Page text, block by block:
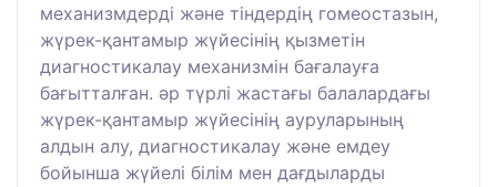
механизмдерді және тіндердің гомеостазын,
жүрек-қантамыр жүйесінің қызметін
диагностикалау механизмін бағалауға
бағытталған. әр түрлі жастағы балалардағы
жүрек-қантамыр жүйесінің ауруларының
алдын алу, диагностикалау және емдеу
бойынша жүйелі білім мен дағдыларды